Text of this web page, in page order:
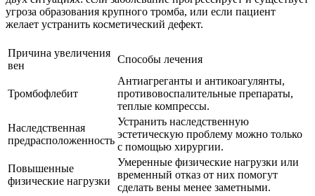
угроза образования крупного тромба, или если пациент
желает устранить косметический дефект.
Причина увеличения
вен
Способы лечения
Тромбофлебит
Антиагреганты и антикоагулянты,
противовоспалительные препараты,
теплые компрессы.
Наследственная
предрасположенность
Устранить наследственную
эстетическую проблему можно только
с помощью хирургии.
Повышенные
физические нагрузки
Умеренные физические нагрузки или
временный отказ от них помогут
сделать вены менее заметными.